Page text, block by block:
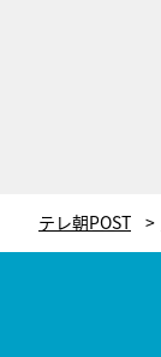
テレ朝POST